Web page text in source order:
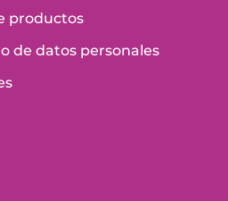
productos
de datos personales